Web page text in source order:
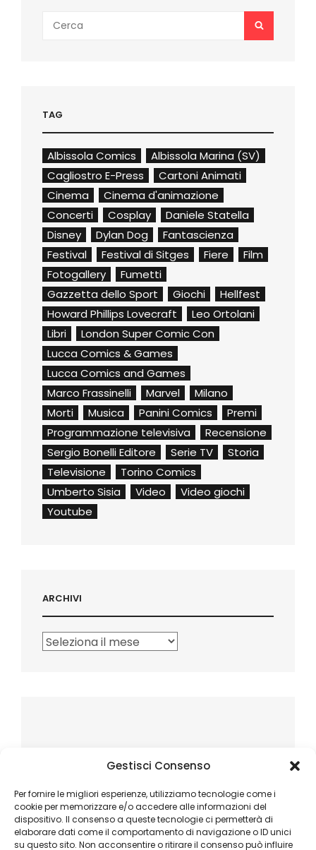
Gestisci Consenso
Per fornire le migliori esperienze, utilizziamo tecnologie come i
cookie per memorizzare e/o accedere alle informazioni del
dispositivo. Il consenso a queste tecnologie ci permetterà di
elaborare dati come il comportamento di navigazione o ID unici
su questo sito. Non acconsentire o ritirare il consenso può influire
for:
SEARCH
TAG
Albissola Comics
Albissola Marina (SV)
Cagliostro E-Press
Cartoni Animati
Cinema
Cinema d'animazione
Concerti
Cosplay
Daniele Statella
Disney
Dylan Dog
Fantascienza
Festival
Festival di Sitges Fiere
Film
Fotogallery
Fumetti
Gazzetta dello Sport
Giochi
Hellfest
Howard Phillips Lovecraft
Leo Ortolani
Libri
London Super Comic Con
Lucca Comics & Games
Lucca Comics and Games
Marco Frassinelli
Marvel
Milano
Morti
Musica Panini Comics
Premi
Programmazione televisiva
Recensione
Sergio Bonelli Editore
Serie TV
Storia
Televisione
Torino Comics
Umberto Sisia
Video
Video giochi
Youtube
ARCHIVI
Archivi